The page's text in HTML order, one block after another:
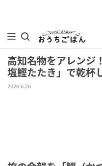
高知名物をアレンジ
塩鰹たたき」で乾杯
2026.6.26